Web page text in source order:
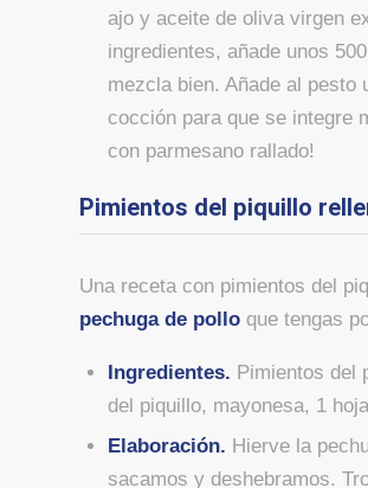
ajo y aceite de oliva virgen
ingredientes, añade unos
mezcla bien. Añade al pesto
cocción para que se integre
con parmesano rallado!
Pimientos del piquillo
Una receta con pimientos del
pechuga de pollo que tengas
Ingredientes. Pimientos del
del piquillo, mayonesa, 1
Elaboración. Hierve la
sacamos y deshebramos.